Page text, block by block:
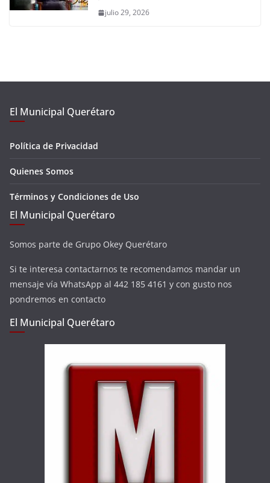
julio 29, 2026
El Municipal Querétaro
Política de Privacidad
Quienes Somos
Términos y Condiciones de Uso
El Municipal Querétaro
Somos parte de Grupo Okey Querétaro
Si te interesa contactarnos te recomendamos mandar un
mensaje vía WhatsApp al 442 185 4161 y con gusto nos
pondremos en contacto
El Municipal Querétaro